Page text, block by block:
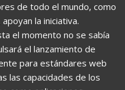
de todo el mundo, como
la iniciativa.
el momento no se sabía
el lanzamiento de
para estándares web
las capacidades de los